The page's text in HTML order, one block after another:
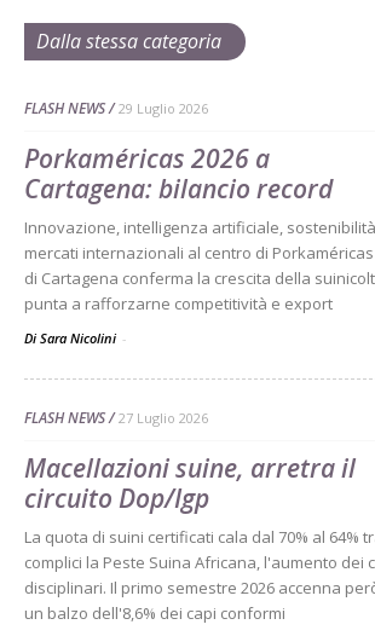
Dalla stessa categoria
FLASH NEWS 29 Luglio 2026
Porkaméricas 2026 a
Cartagena: bilancio record
Innovazione, intelligenza artificiale,
mercati internazionali al centro di Porkaméricas
di Cartagena conferma la crescita della
punta a rafforzarne competitività e export
Di Sara Nicolini -
FLASH NEWS 27 Luglio 2026
Macellazioni suine, arretra il
circuito Dop/Igp
La quota di suini certificati cala dal 70% al 64%
complici la Peste Suina Africana, l'aumento dei
disciplinari. Il primo semestre 2026 accenna
un balzo dell'8,6% dei capi conformi